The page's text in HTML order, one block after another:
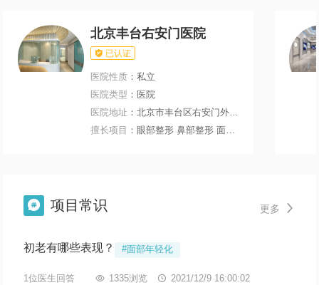
北京丰台右安门医院
 已认证
医院性质 ：私立
医院类型 ：医院
医院地址 ：北京市丰台区右安门外大街199号
擅长项目 ：眼部整形 鼻部整形 面部轮廓 微整注射
 项目常识 更多 
初老有哪些表现？ #面部年轻化
1位医生回答  1335浏览  2021/12/9 16:00:02